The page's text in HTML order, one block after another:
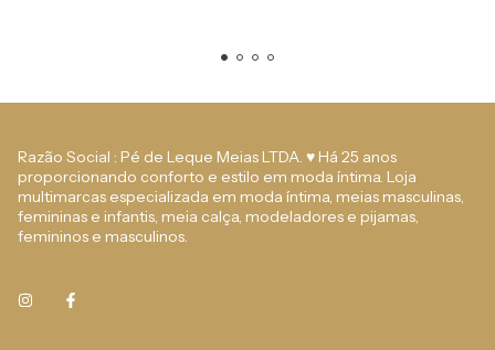
Razão Social : Pé de Leque Meias LTDA. ♥ Há 25 anos
proporcionando conforto e estilo em moda íntima. Loja
multimarcas especializada em moda íntima, meias masculinas,
femininas e infantis, meia calça, modeladores e pijamas,
femininos e masculinos.